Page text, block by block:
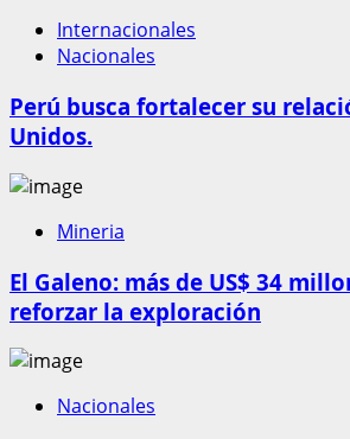
Internacionales
Nacionales
Perú busca fortalecer su
Unidos.
Mineria
El Galeno: más de US$ 34
reforzar la exploración
Nacionales